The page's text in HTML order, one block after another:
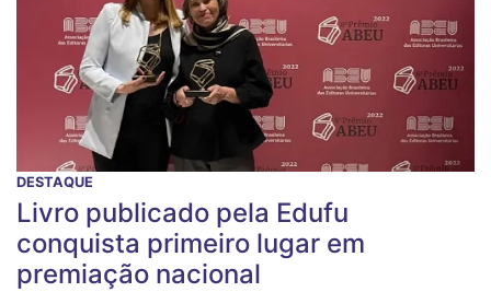
DESTAQUE
Livro publicado pela Edufu
conquista primeiro lugar em
premiação nacional